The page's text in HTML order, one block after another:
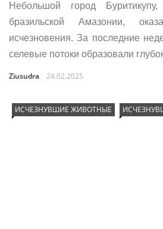
Небольшой город
бразильской Амазонии,
исчезновения. За последние
селевые потоки образовали
Ziusudra 24.02.2025
ИСЧЕЗНУВШИЕ ЖИВОТНЫЕ